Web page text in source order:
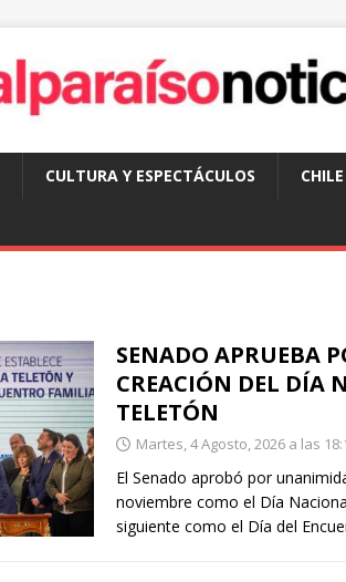
CULTURA Y ESPECTÁCULOS
SENADO APRUEBA
CREACIÓN DEL DÍA
TELETÓN
Martes, 4 Agosto, 2026 a las
El Senado aprobó por
noviembre como el Día
siguiente como el Día del